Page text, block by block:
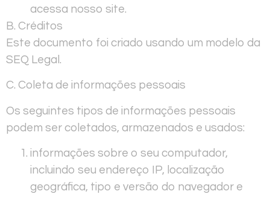
acessa nosso site.
B. Créditos
Este documento foi criado usando um modelo da
SEQ Legal.
C. Coleta de informações pessoais
Os seguintes tipos de informações pessoais
podem ser coletados, armazenados e usados:
informações sobre o seu computador,
incluindo seu endereço IP, localização
geográfica, tipo e versão do navegador e